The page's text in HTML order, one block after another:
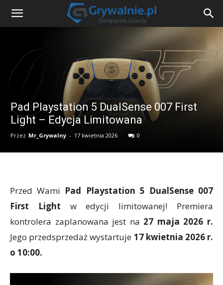
Pad Playstation 5 DualSense 007 First
Light – Edycja Limitowana
Przez Mr_Grywalny - 17 kwietnia 2026 0
Przed Wami Pad Playstation 5 DualSense 007
First Light w edycji limitowanej! Premiera
kontrolera zaplanowana jest na 27 maja 2026 r.
Jego przedsprzedaż wystartuje 17 kwietnia 2026 r.
o 10:00.